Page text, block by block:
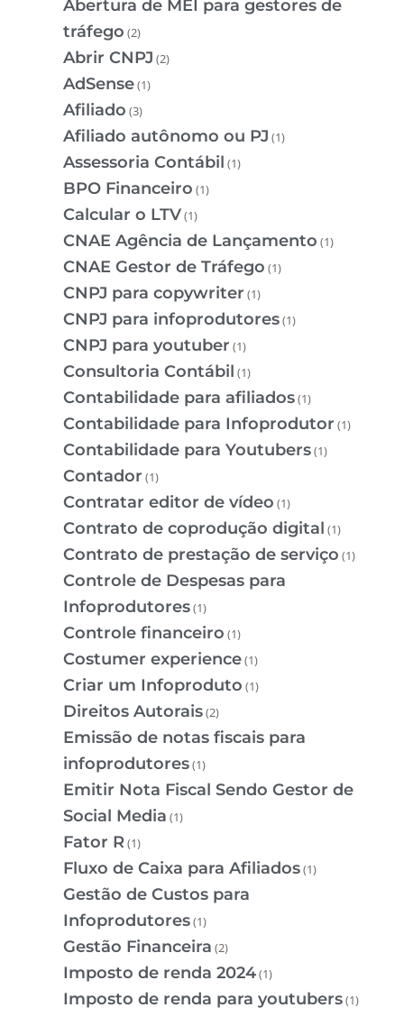
Abertura de MEI para gestores de
tráfego (2)
Abrir CNPJ (2)
AdSense(1)
Afiliado (3)
Afiliado autônomo ou PJ (1)
Assessoria Contábil (1)
BPO Financeiro (1)
Calcular o LTV(1)
CNAE Agência de Lançamento (1)
CNAE Gestor de Tráfego (1)
CNPJ para copywriter (1)
CNPJ para infoprodutores(1)
CNPJ para youtuber (1)
Consultoria Contábil (1)
Contabilidade para afiliados(1)
Contabilidade para Infoprodutor (1)
Contabilidade para Youtubers(1)
Contador (1)
Contratar editor de vídeo (1)
Contrato de coprodução digital (1)
Contrato de prestação de serviço (1)
Controle de Despesas para
Infoprodutores(1)
Controle financeiro (1)
Costumer experience(1)
Criar um Infoproduto (1)
Direitos Autorais(2)
Emissão de notas fiscais para
infoprodutores(1)
Emitir Nota Fiscal Sendo Gestor de
Social Media (1)
Fator R(1)
Fluxo de Caixa para Afiliados(1)
Gestão de Custos para
Infoprodutores(1)
Gestão Financeira (2)
Imposto de renda 2024(1)
Imposto de renda para youtubers(1)